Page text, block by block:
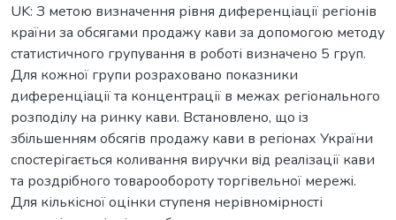
UK: З метою визначення рівня диференціації регіонів
країни за обсягами продажу кави за допомогою методу
статистичного групування в роботі визначено 5 груп.
Для кожної групи розраховано показники
диференціації та концентрації в межах регіонального
розподілу на ринку кави. Встановлено, що iз
збiльшенням обсягiв продажу кави в регiонах України
спостерiгається коливання виручки вiд реалізації кави
та роздрiбного товарообороту торгівельної мережi.
Для кількісної оцінки ступеня нерівномірності